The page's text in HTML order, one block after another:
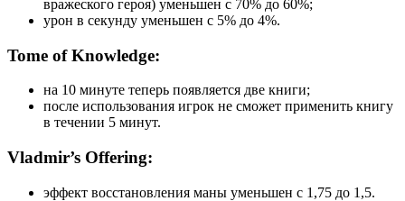
вражеского героя) уменьшен с 70% до 60%;
урон в секунду уменьшен с 5% до 4%.
Tome of Knowledge:
на 10 минуте теперь появляется две книги;
после использования игрок не сможет применить книгу
в течении 5 минут.
Vladmir’s Offering:
эффект восстановления маны уменьшен с 1,75 до 1,5.